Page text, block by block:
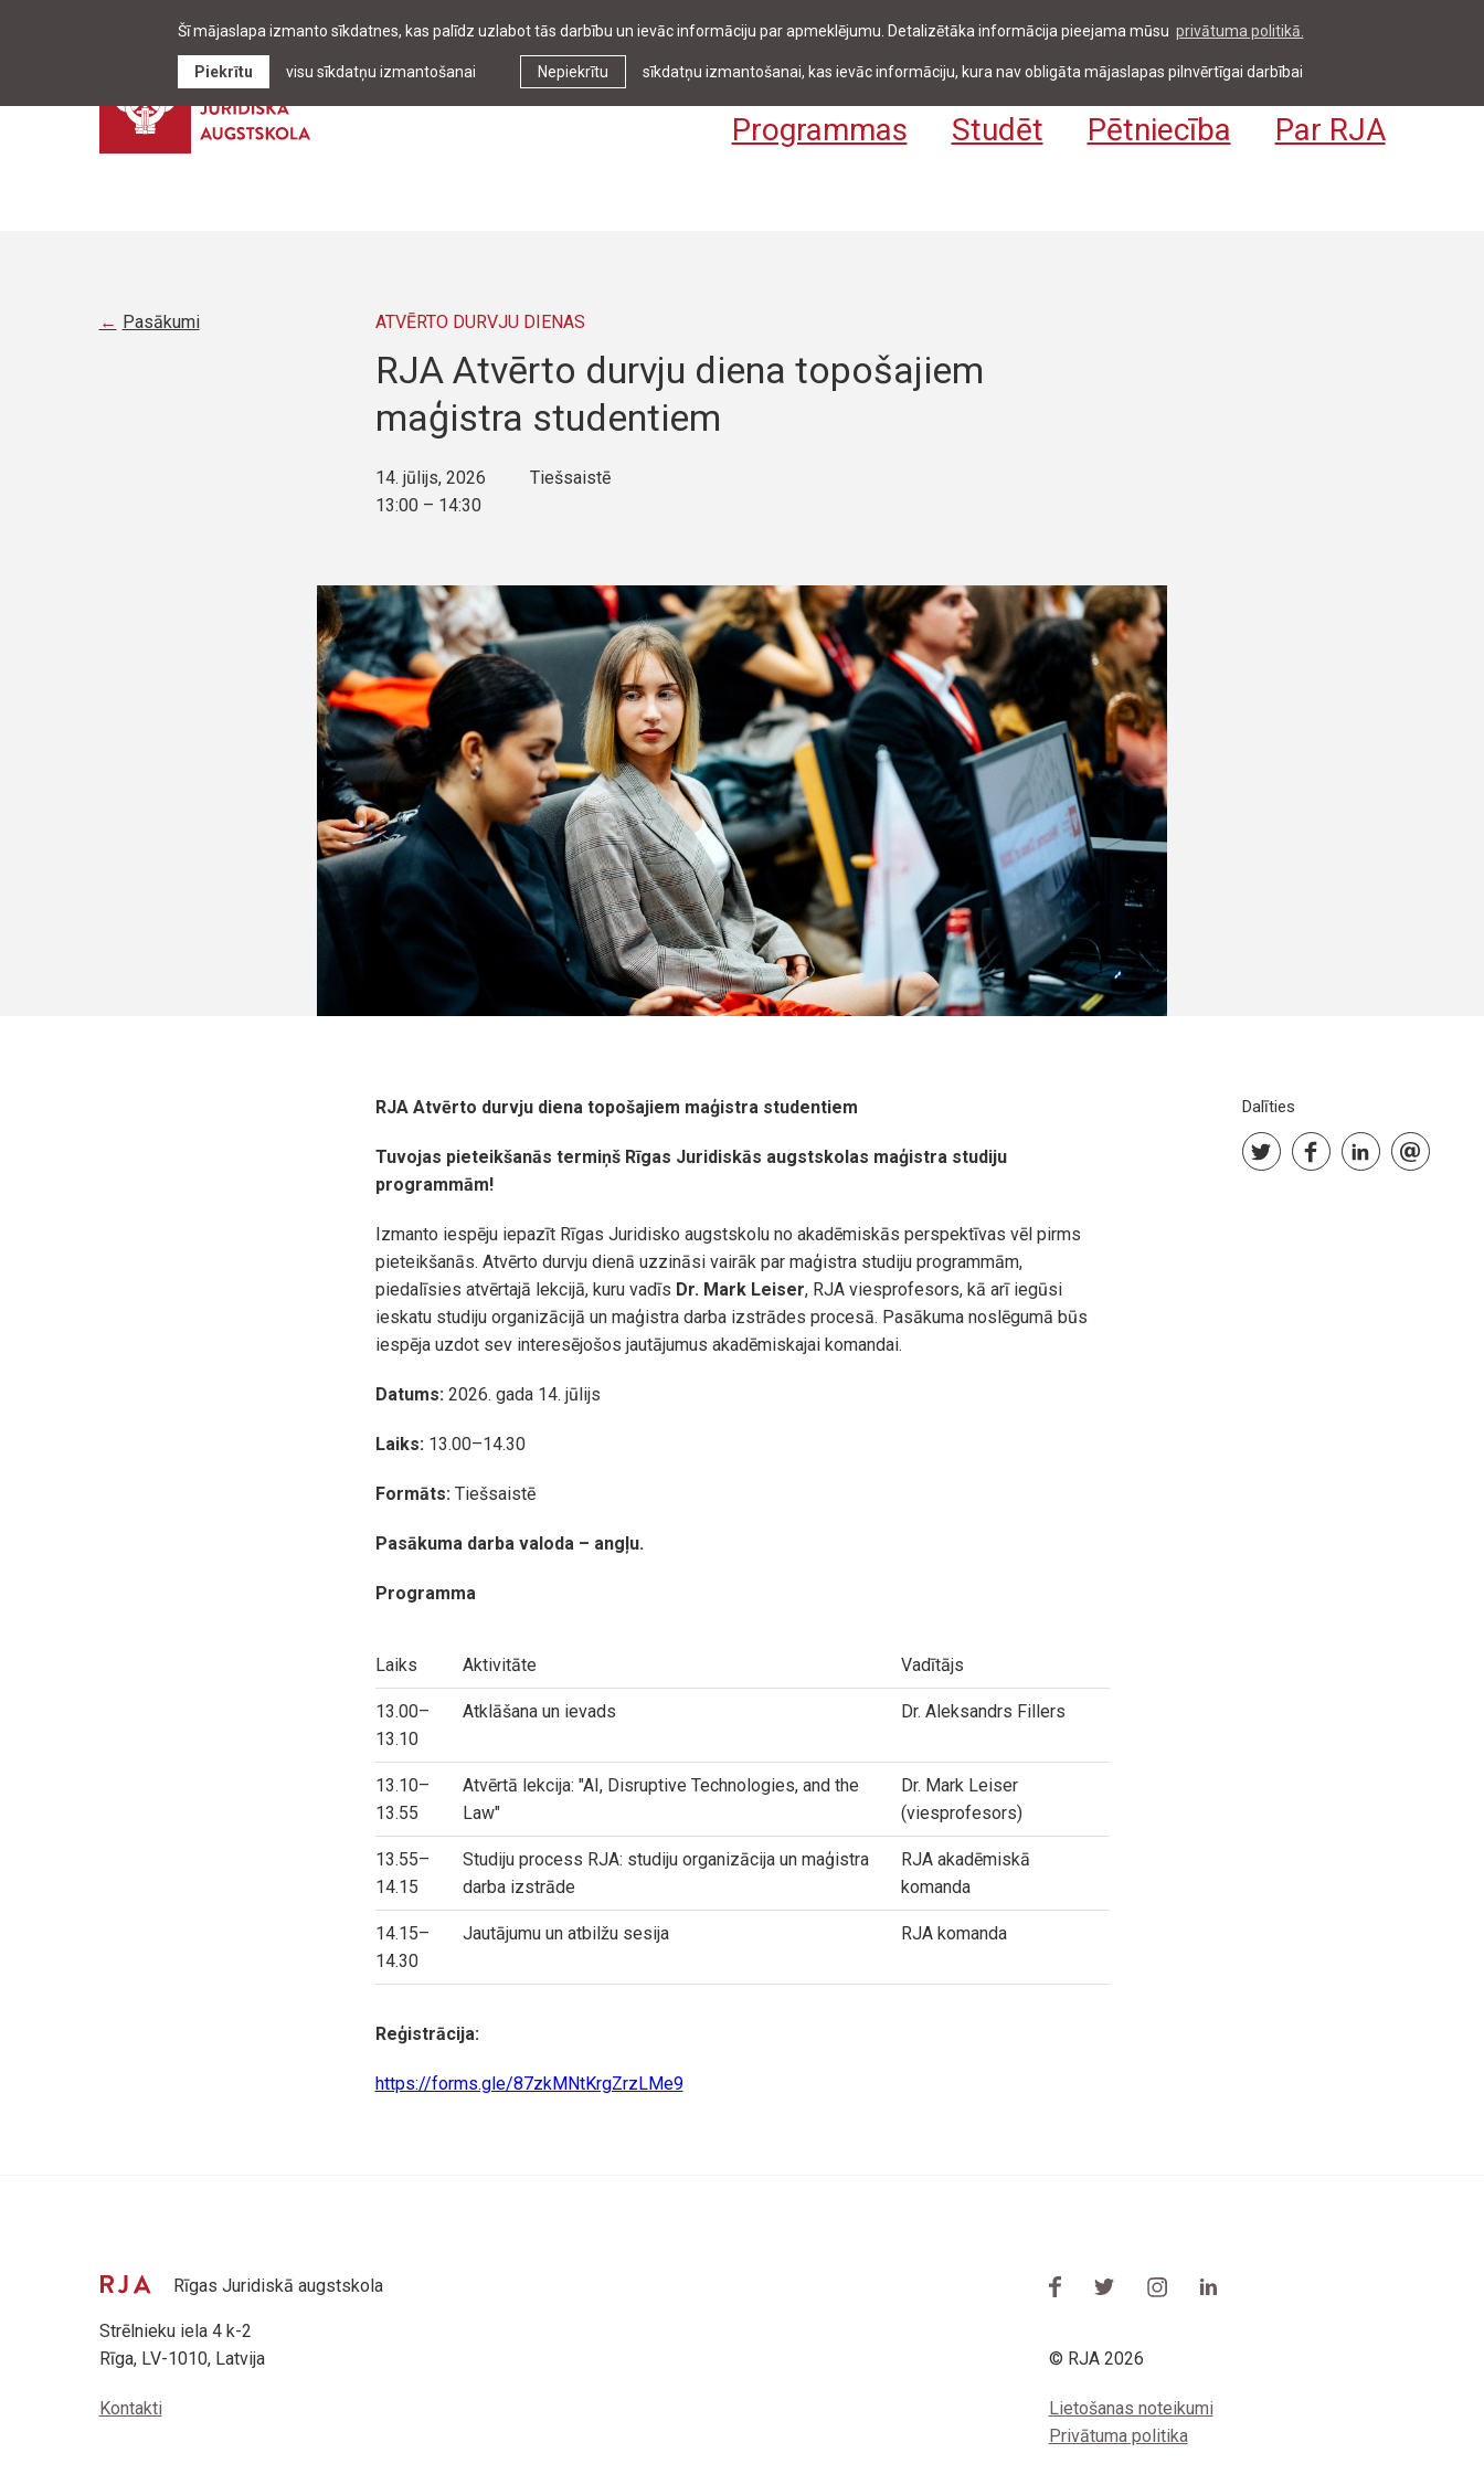
Šī mājaslapa izmanto sīkdatnes, kas palīdz uzlabot tās darbību un ievāc informāciju par apmeklējumu. Detalizētāka informācija pieejama mūsu privātuma politikā.
Nepiekrītu sīkdatņu izmantošanai, kas ievāc informāciju, kura nav obligāta mājaslapas pilnvērtīgai darbībai
Piekrītu visu sīkdatņu izmantošanai Ziņas & pasākumi Bibliotēka Kontakti Studentiem & darbiniekiem Pieteikties
Programmas Studēt Pētniecība Par RJA
Pasākumi ATVĒRTO DURVJU DIENAS
RJA Atvērto durvju diena topošajiem
maģistra studentiem
14. jūlijs, 2026
13:00 – 14:30
Tiešsaistē
RJA Atvērto durvju diena topošajiem maģistra studentiem
Tuvojas pieteikšanās termiņš Rīgas Juridiskās augstskolas maģistra studiju
programmām!
Izmanto iespēju iepazīt Rīgas Juridisko augstskolu no akadēmiskās perspektīvas vēl pirms
pieteikšanās. Atvērto durvju dienā uzzināsi vairāk par maģistra studiju programmām,
piedalīsies atvērtajā lekcijā, kuru vadīs Dr. Mark Leiser, RJA viesprofesors, kā arī iegūsi
ieskatu studiju organizācijā un maģistra darba izstrādes procesā. Pasākuma noslēgumā būs
iespēja uzdot sev interesējošos jautājumus akadēmiskajai komandai.
Datums:2026. gada 14. jūlijs
Laiks:13.00–14.30
Formāts:Tiešsaistē
Pasākuma darba valoda – angļu.
Programma
Laiks Aktivitāte Vadītājs
13.00–
13.10
Atklāšana un ievads Dr. Aleksandrs Fillers
13.10–
13.55
Atvērtā lekcija: "AI, Disruptive Technologies, and the
Law"
Dr. Mark Leiser
(viesprofesors)
13.55–
14.15
Studiju process RJA: studiju organizācija un maģistra
darba izstrāde
RJA akadēmiskā
komanda
14.15–
14.30
Jautājumu un atbilžu sesija RJA komanda
Reģistrācija:
https://forms.gle/87zkMNtKrgZrzLMe9
Dalīties
Rīgas Juridiskā augstskola
Strēlnieku iela 4 k-2
Rīga, LV-1010, Latvija
© RJA 2026
Kontakti
Lietošanas noteikumi
Privātuma politika